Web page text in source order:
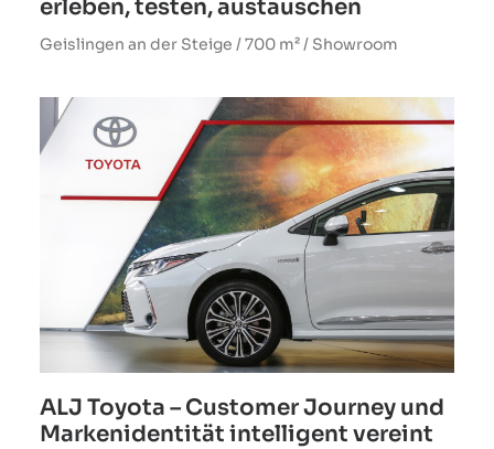
erleben, testen, austauschen
Geislingen an der Steige / 700 m² / Showroom
ALJ Toyota – Customer Journey und
Markenidentität intelligent vereint